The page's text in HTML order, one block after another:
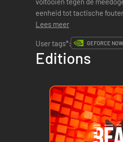
eenheid tot tactische
Lees meer
User tags*:
GEFORCE NOW
Editions